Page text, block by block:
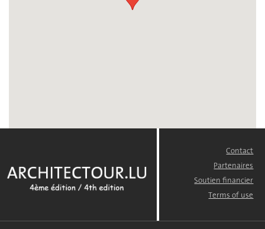
Contact
Partenaires
Soutien financier
Terms of use